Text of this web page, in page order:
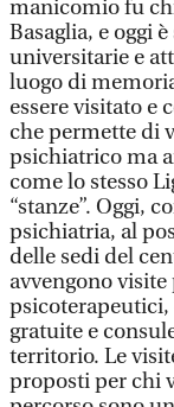
manicomio fu
Basaglia, e oggi
universitarie e
luogo di
essere visitato e
che permette di
psichiatrico ma
come lo stesso
“stanze”. Oggi,
psichiatria, al
delle sedi del
avvengono
gratuite e
territorio. Le
proposti per chi